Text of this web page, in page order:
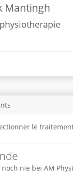
Mantingh
le
noch nie bei AM